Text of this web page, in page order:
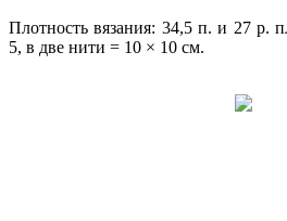
Плотность вязания: 34,5 п. и 27 р.
5, в две нити = 10 × 10 см.